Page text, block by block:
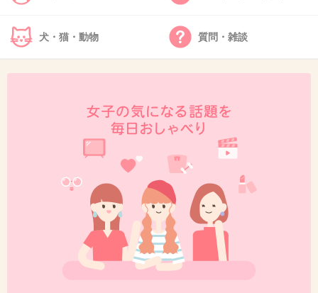
犬・猫・動物 質問・雑談